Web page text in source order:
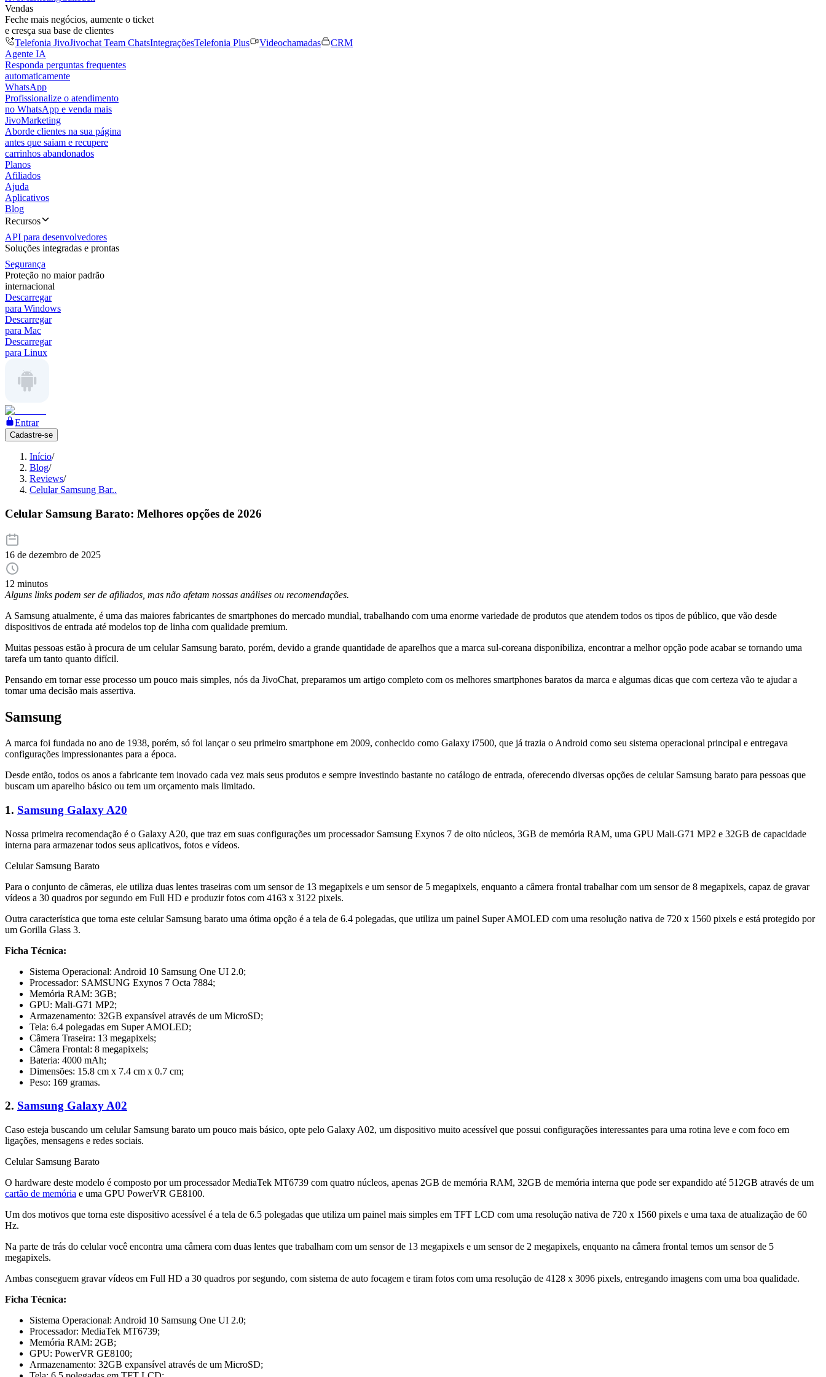
Vendas
Feche mais negócios, aumente o ticket
e cresça sua base de clientes
Telefonia JivoJivochat Team ChatsIntegraçõesTelefonia Plus Videochamadas
CRM
Agente IA
Responda perguntas frequentes
automaticamente
WhatsApp
Profissionalize o atendimento
no WhatsApp e venda mais
JivoMarketing
Aborde clientes na sua página
antes que saiam e recupere
carrinhos abandonados
Planos
Afiliados
Ajuda
Aplicativos
Blog
Recursos
API para desenvolvedores
Soluções integradas e prontas
Segurança
Proteção no maior padrão
internacional
Descarregar
para Windows
Descarregar
para Mac
Descarregar
para Linux
Entrar
Cadastre-se
Início/
Blog/
Reviews/
Celular Samsung Bar..
Celular Samsung Barato: Melhores opções de 2026
16 de dezembro de 2025
12 minutos
Alguns links podem ser de afiliados, mas não afetam nossas análises ou recomendações.
A Samsung atualmente, é uma das maiores fabricantes de smartphones do mercado mundial, trabalhando com uma enorme variedade de produtos que atendem todos os tipos de público, que vão desde
dispositivos de entrada até modelos top de linha com qualidade premium.
Muitas pessoas estão à procura de um celular Samsung barato, porém, devido a grande quantidade de aparelhos que a marca sul-coreana disponibiliza, encontrar a melhor opção pode acabar se tornando uma
tarefa um tanto quanto difícil.
Pensando em tornar esse processo um pouco mais simples, nós da JivoChat, preparamos um artigo completo com os melhores smartphones baratos da marca e algumas dicas que com certeza vão te ajudar a
tomar uma decisão mais assertiva.
Samsung
A marca foi fundada no ano de 1938, porém, só foi lançar o seu primeiro smartphone em 2009, conhecido como Galaxy i7500, que já trazia o Android como seu sistema operacional principal e entregava
configurações impressionantes para a época.
Desde então, todos os anos a fabricante tem inovado cada vez mais seus produtos e sempre investindo bastante no catálogo de entrada, oferecendo diversas opções de celular Samsung barato para pessoas que
buscam um aparelho básico ou tem um orçamento mais limitado.
1. Samsung Galaxy A20
Nossa primeira recomendação é o Galaxy A20, que traz em suas configurações um processador Samsung Exynos 7 de oito núcleos, 3GB de memória RAM, uma GPU Mali-G71 MP2 e 32GB de capacidade
interna para armazenar todos seus aplicativos, fotos e vídeos.
Celular Samsung Barato
Para o conjunto de câmeras, ele utiliza duas lentes traseiras com um sensor de 13 megapixels e um sensor de 5 megapixels, enquanto a câmera frontal trabalhar com um sensor de 8 megapixels, capaz de gravar
vídeos a 30 quadros por segundo em Full HD e produzir fotos com 4163 x 3122 pixels.
Outra característica que torna este celular Samsung barato uma ótima opção é a tela de 6.4 polegadas, que utiliza um painel Super AMOLED com uma resolução nativa de 720 x 1560 pixels e está protegido por
um Gorilla Glass 3.
Ficha Técnica:
Sistema Operacional: Android 10 Samsung One UI 2.0;
Processador: SAMSUNG Exynos 7 Octa 7884;
Memória RAM: 3GB;
GPU: Mali-G71 MP2;
Armazenamento: 32GB expansível através de um MicroSD;
Tela: 6.4 polegadas em Super AMOLED;
Câmera Traseira: 13 megapixels;
Câmera Frontal: 8 megapixels;
Bateria: 4000 mAh;
Dimensões: 15.8 cm x 7.4 cm x 0.7 cm;
Peso: 169 gramas.
2. Samsung Galaxy A02
Caso esteja buscando um celular Samsung barato um pouco mais básico, opte pelo Galaxy A02, um dispositivo muito acessível que possui configurações interessantes para uma rotina leve e com foco em
ligações, mensagens e redes sociais.
Celular Samsung Barato
O hardware deste modelo é composto por um processador MediaTek MT6739 com quatro núcleos, apenas 2GB de memória RAM, 32GB de memória interna que pode ser expandido até 512GB através de um
cartão de memória e uma GPU PowerVR GE8100.
Um dos motivos que torna este dispositivo acessível é a tela de 6.5 polegadas que utiliza um painel mais simples em TFT LCD com uma resolução nativa de 720 x 1560 pixels e uma taxa de atualização de 60
Hz.
Na parte de trás do celular você encontra uma câmera com duas lentes que trabalham com um sensor de 13 megapixels e um sensor de 2 megapixels, enquanto na câmera frontal temos um sensor de 5
megapixels.
Ambas conseguem gravar vídeos em Full HD a 30 quadros por segundo, com sistema de auto focagem e tiram fotos com uma resolução de 4128 x 3096 pixels, entregando imagens com uma boa qualidade.
Ficha Técnica:
Sistema Operacional: Android 10 Samsung One UI 2.0;
Processador: MediaTek MT6739;
Memória RAM: 2GB;
GPU: PowerVR GE8100;
Armazenamento: 32GB expansível através de um MicroSD;